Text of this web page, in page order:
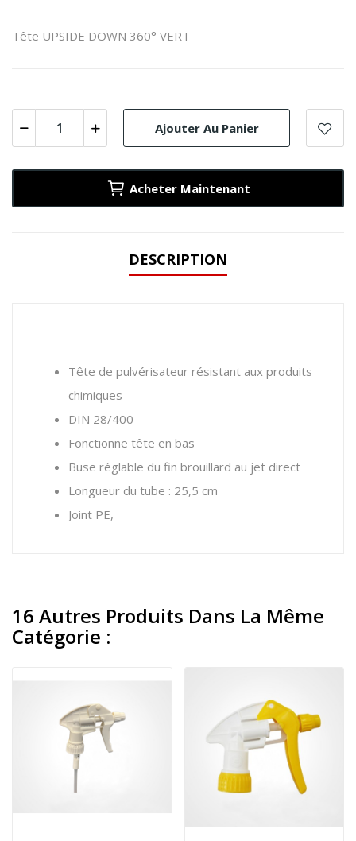
Tête UPSIDE DOWN 360° VERT
Ajouter Au Panier
Acheter Maintenant
DESCRIPTION
Tête de pulvérisateur résistant aux produits
chimiques
DIN 28/400
Fonctionne tête en bas
Buse réglable du fin brouillard au jet direct
Longueur du tube : 25,5 cm
Joint PE,
16 Autres Produits Dans La Même
Catégorie :